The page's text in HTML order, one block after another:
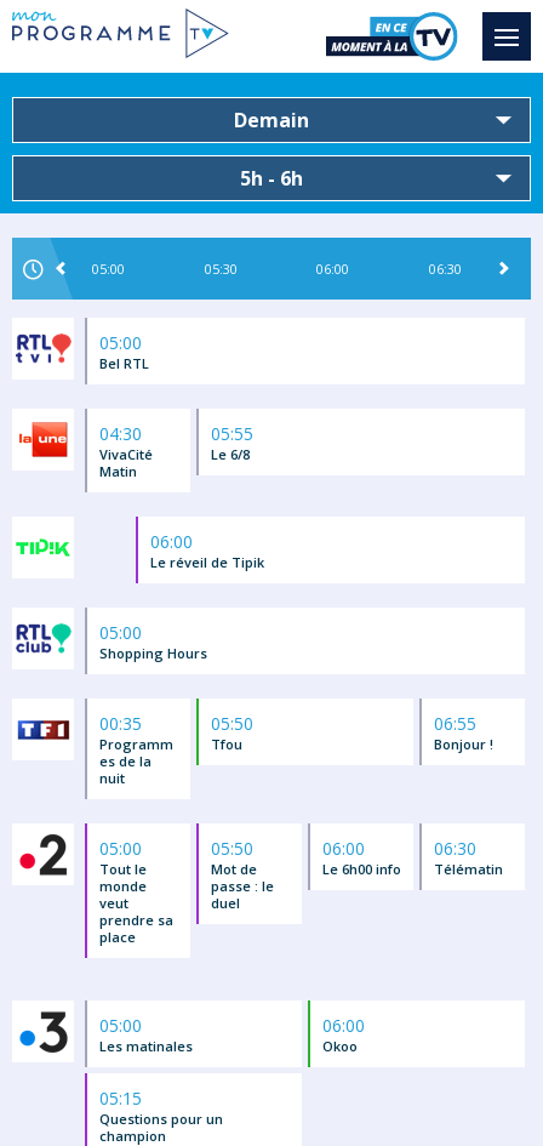
Demain
5h - 6h
05:00 05:30 06:00 06:30
05:00
Bel RTL
04:30
VivaCité
Matin
05:55
Le 6/8
06:00
Le réveil de Tipik
05:00
Shopping Hours
00:35
Programm
es de la
nuit
05:50
Tfou
06:55
Bonjour !
05:00
Tout le
monde
veut
prendre sa
place
05:50
Mot de
passe : le
duel
06:00
Le 6h00 info
06:30
Télématin
05:00
Les matinales
05:15
Questions pour un
champion
06:00
Okoo